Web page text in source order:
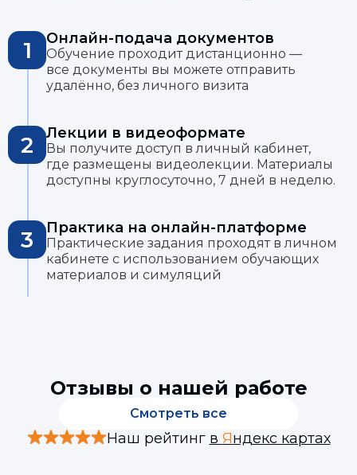
1 Онлайн-подача документов
Обучение проходит дистанционно —
все документы вы можете отправить
удалённо, без личного визита
2 Лекции в видеоформате
Вы получите доступ в личный кабинет,
где размещены видеолекции. Материалы
доступны круглосуточно, 7 дней в неделю.
3 Практика на онлайн-платформе
Практические задания проходят в личном
кабинете с использованием обучающих
материалов и симуляций
Отзывы о нашей работе
Смотреть все
Наш рейтинг в Яндекс картах